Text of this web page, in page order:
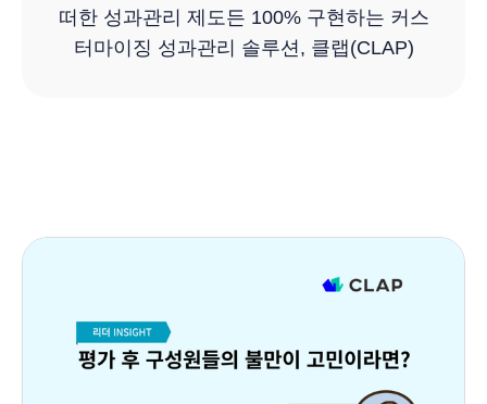
떠한 성과관리 제도든 100% 구현하는 커스
터마이징 성과관리 솔루션, 클랩(CLAP)